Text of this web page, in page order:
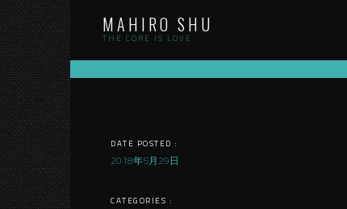
Skip
to
content
MAHIRO SHU
THE CORE IS LOVE
DATE POSTED :
2018年5月29日
CATEGORIES :